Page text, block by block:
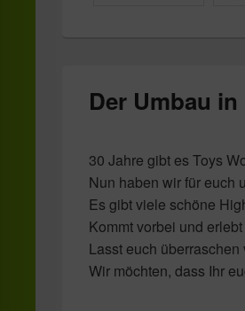
Der Umbau
30 Jahre gibt es Toys
Nun haben wir für euch
Es gibt viele schöne
Kommt vorbei und
Lasst euch
Wir möchten, dass Ihr